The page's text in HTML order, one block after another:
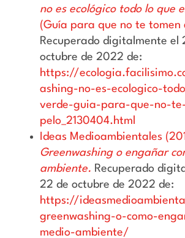
no es ecológico todo lo que
(Guía para que no te tomen
Recuperado digitalmente el
octubre de 2022 de:
https://
ashing-no-es-ecologico-
verde-guia-para-que-no-
pelo_2130404.html
Ideas Medioambientales
Greenwashing o engañar
ambiente. Recuperado
22 de octubre de 2022 de:
https://
greenwashing-o-como-
medio-ambiente/